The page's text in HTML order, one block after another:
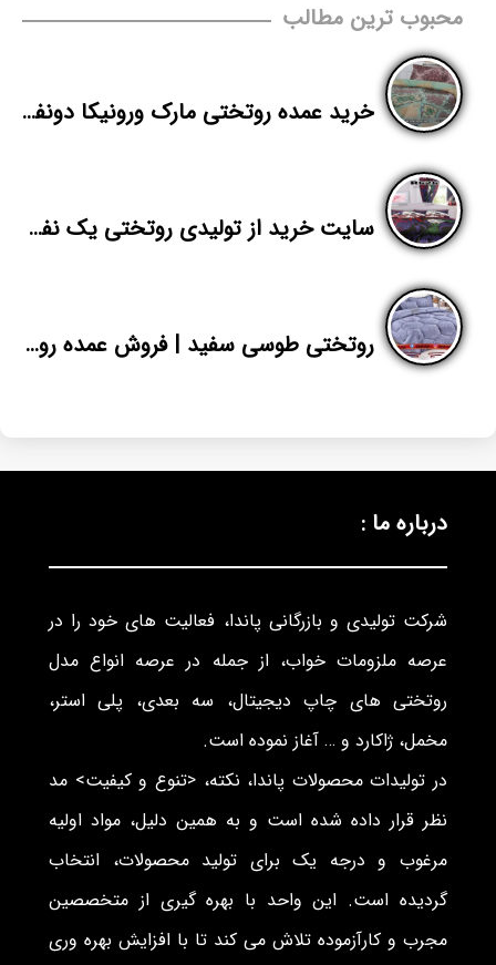
محبوب ترین مطالب
خرید عمده روتختی مارک ورونیکا دونفره
سایت خرید از تولیدی روتختی یک نفره پسرانه سه بعدی
روتختی طوسی سفید | فروش عمده روتختی تک رنگ | پاندا
درباره ما :
شرکت تولیدی و بازرگانی پاندا، فعالیت های خود را در
عرصه ملزومات خواب، از جمله در عرصه انواع مدل
روتختی های چاپ دیجیتال، سه بعدی، پلی استر،
مخمل، ژاکارد و … آغاز نموده است.
در تولیدات محصولات پاندا، نکته، <تنوع و کیفیت> مد
نظر قرار داده شده است و به همین دلیل، مواد اولیه
مرغوب و درجه یک برای تولید محصولات، انتخاب
گردیده است. این واحد با بهره گیری از متخصصین
مجرب و کارآزموده تلاش می کند تا با افزایش بهره وری